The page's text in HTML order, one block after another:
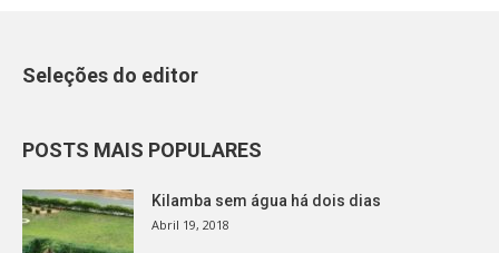
Seleções do editor
POSTS MAIS POPULARES
Kilamba sem água há dois dias
Abril 19, 2018